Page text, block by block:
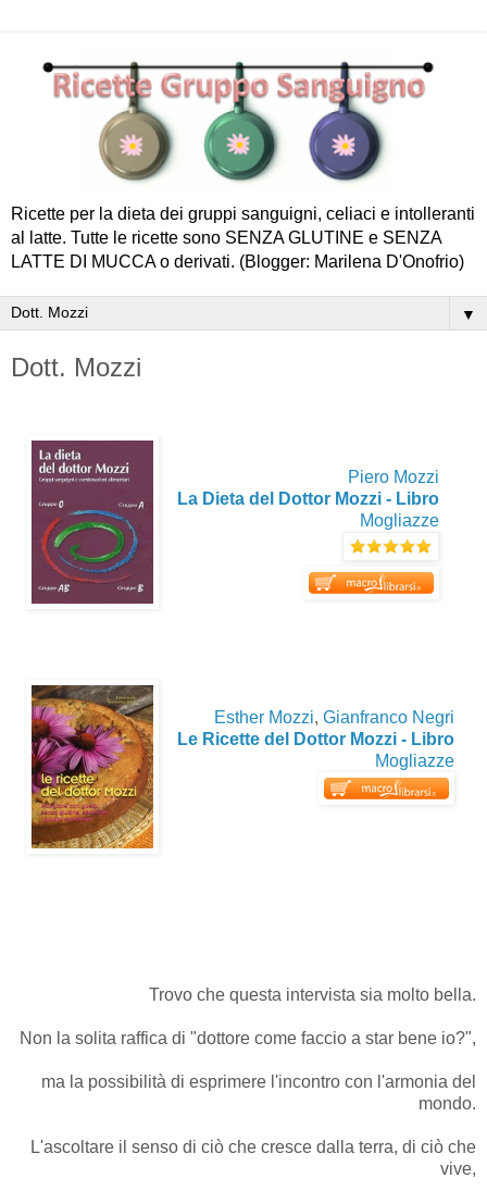
Ricette per la dieta dei gruppi sanguigni, celiaci e intolleranti
al latte. Tutte le ricette sono SENZA GLUTINE e SENZA
LATTE DI MUCCA o derivati. (Blogger: Marilena D'Onofrio)
▼
Dott. Mozzi
Piero Mozzi
La Dieta del Dottor Mozzi - Libro
Mogliazze
Esther Mozzi, Gianfranco Negri
Le Ricette del Dottor Mozzi - Libro
Mogliazze
Trovo che questa intervista sia molto bella.
Non la solita raffica di "dottore come faccio a star bene io?",
ma la possibilità di esprimere l'incontro con l'armonia del
mondo.
L'ascoltare il senso di ciò che cresce dalla terra, di ciò che
vive,